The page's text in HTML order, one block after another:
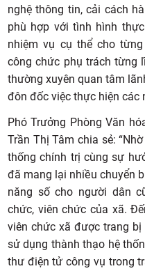
nghệ thông tin, cải cách
phù hợp với tình hình
nhiệm vụ cụ thể cho
công chức phụ trách từng
thường xuyên quan tâm
đôn đốc việc thực hiện các
Phó Trưởng Phòng Văn
Trần Thị Tâm chia sẻ:
thống chính trị cùng sự
đã mang lại nhiều chuyển
năng số cho người dân
chức, viên chức của xã.
viên chức xã được trang
sử dụng thành thạo hệ
thư điện tử công vụ trong